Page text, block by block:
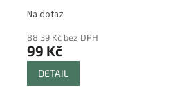
Na dotaz
88,39 Kč bez DPH
99 Kč
DETAIL